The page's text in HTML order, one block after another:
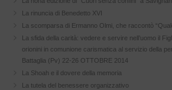
La rinuncia di Benedetto XVI
La scomparsa di Ermanno Olmi, che raccontò
La sfida della carità: vedere e servire nell’uomo il
orionini in comunione carismatica al servizio della
Battaglia (Pv) 22-26 OTTOBRE 2014
La Shoah e il dovere della memoria
La tutela del benessere organizzativo